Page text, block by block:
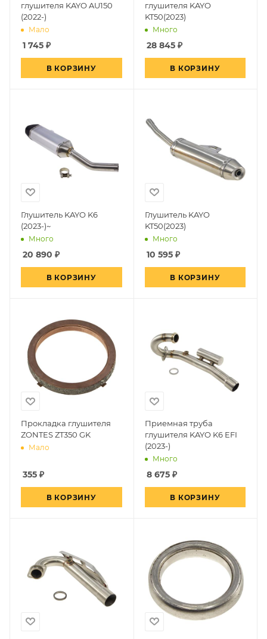
глушителя KAYO AU150
(2022-)
Мало
1 745 ₽
В КОРЗИНУ
глушителя KAYO
KT50(2023)
Много
28 845₽
В КОРЗИНУ
Глушитель KAYO K6
(2023-)~
Много
20 890 ₽
В КОРЗИНУ
Глушитель KAYO
KT50(2023)
Много
10 595₽
В КОРЗИНУ
Прокладка глушителя
ZONTES ZT350 GK
Мало
355 ₽
В КОРЗИНУ
Приемная труба
глушителя KAYO K6 EFI
(2023-)
Много
8 675₽
В КОРЗИНУ